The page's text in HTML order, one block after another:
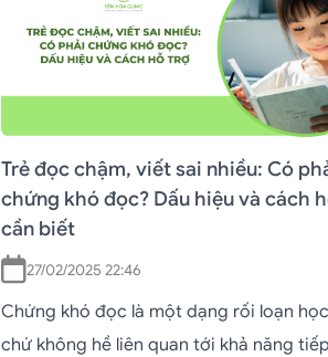
Trẻ đọc chậm, viết sai nhiều: Có
chứng khó đọc? Dấu hiệu và cách
cần biết
27/02/2025 22:46
Chứng khó đọc là một dạng rối loạn
chứ không hề liên quan tới khả năng